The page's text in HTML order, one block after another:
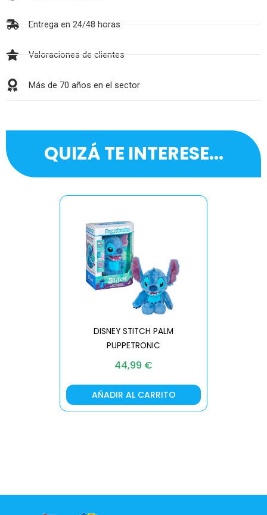
Entrega en 24/48 horas
Valoraciones de clientes
Más de 70 años en el sector
QUIZÁ TE INTERESE...
DISNEY STITCH PALM
PUPPETRONIC
44,99 €
AÑADIR AL CARRITO